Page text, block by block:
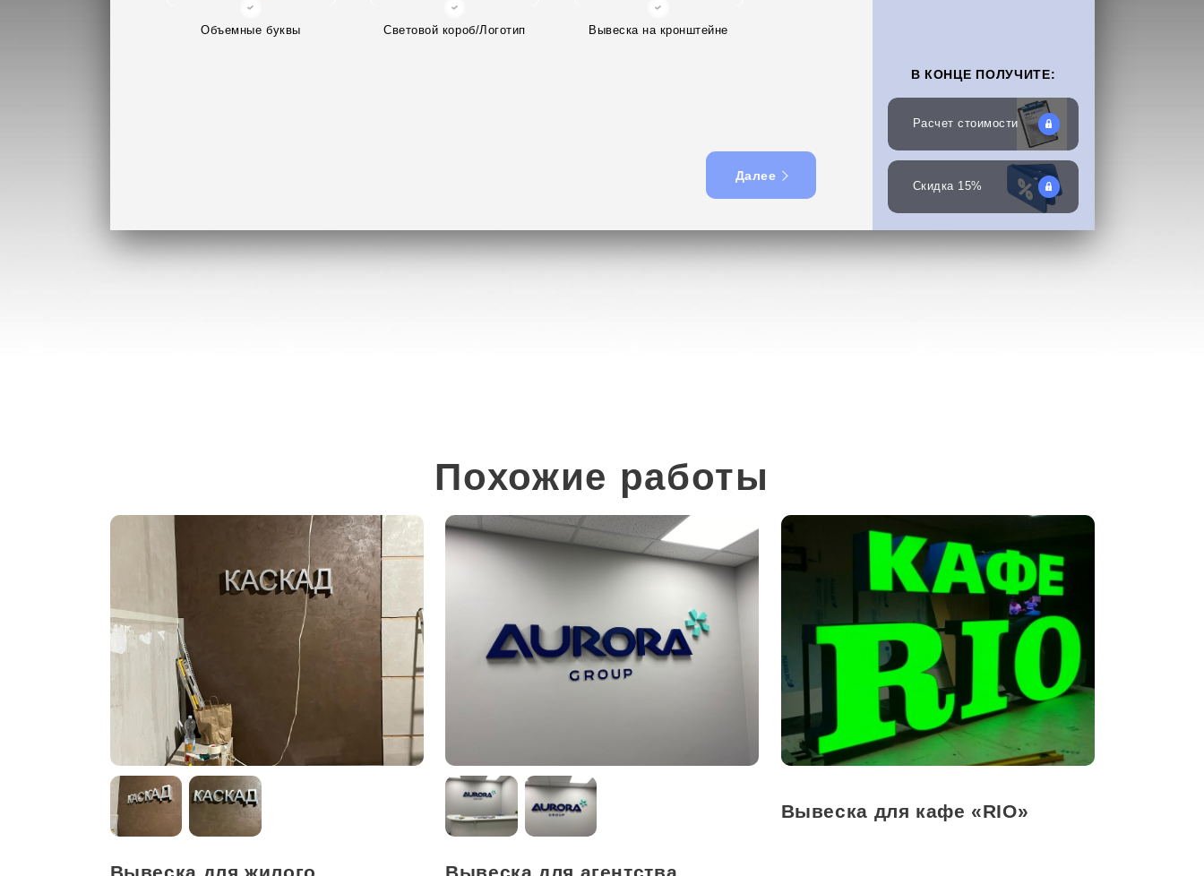
Объемные буквы Световой короб/Логотип Вывеска на кронштейне
Далее
В КОНЦЕ ПОЛУЧИТЕ:
Расчет стоимости
Скидка 15%
Похожие работы
Вывеска для жилого Вывеска для агентства
Вывеска для кафе «RIO»